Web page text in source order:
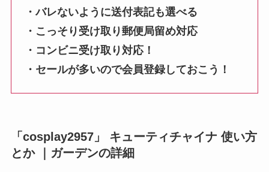
・バレないように送付表記も選べる
・こっそり受け取り郵便局留め対応
・コンビニ受け取り対応！
・セールが多いので会員登録しておこう！
「cosplay2957」 キューティチャイナ 使い方
とか ｜ガーデンの詳細